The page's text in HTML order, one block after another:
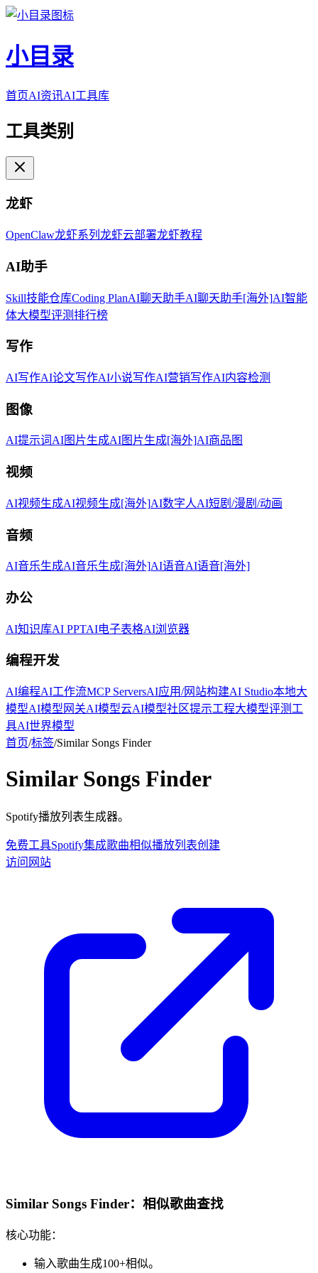
小目录
首页AI资讯AI工具库
工具类别
龙虾
OpenClaw龙虾系列 龙虾云部署龙虾教程
AI助手
Skill技能仓库Coding PlanAI聊天助手AI聊天助手[海外]AI智能
体大模型评测排行榜
写作
AI写作AI论文写作AI小说写作AI营销写作AI内容检测
图像
AI提示词AI图片生成AI图片生成[海外]AI商品图
视频
AI视频生成AI视频生成[海外]AI数字人AI短剧/漫剧/动画
音频
AI音乐生成AI音乐生成[海外]AI语音AI语音[海外]
办公
AI知识库AI PPTAI电子表格AI浏览器
编程开发
AI编程AI工作流MCP ServersAI应用/网站构建AI Studio本地大
模型AI模型网关AI模型云AI模型社区提示工程大模型评测工
具AI世界模型
首页/标签/Similar Songs Finder
Similar Songs Finder
Spotify播放列表生成器。
免费工具Spotify集成歌曲相似播放列表创建
访问网站
Similar Songs Finder：相似歌曲查找
核心功能：
输入歌曲生成100+相似。